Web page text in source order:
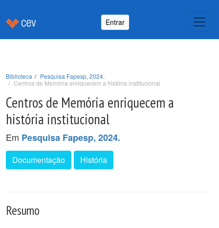
Entrar
Biblioteca
Pesquisa Fapesp, 2024.
Centros de Memória enriquecem a história institucional
Centros de Memória enriquecem a
história institucional
Em Pesquisa Fapesp, 2024.
Documentação História
Resumo